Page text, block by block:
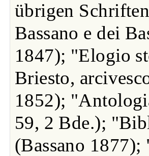
übrigen
Bassano e dei
1847); "Elogio
Briesto,
1852);
59, 2 Bde.);
(Bassano 1877);